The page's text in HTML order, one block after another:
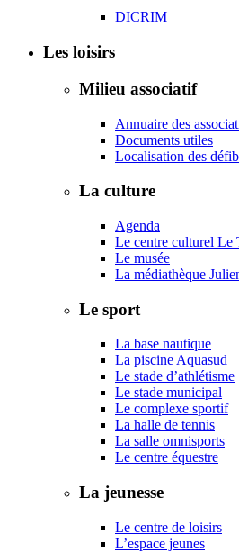
DICRIM
Les loisirs
Milieu associatif
Annuaire des
Documents utiles
Localisation des
La culture
Agenda
Le centre culturel Le
Le musée
La médiathèque
Le sport
La base nautique
La piscine Aquasud
Le stade d’athlétisme
Le stade municipal
Le complexe sportif
La halle de tennis
La salle omnisports
Le centre équestre
La jeunesse
Le centre de loisirs
L’espace jeunes